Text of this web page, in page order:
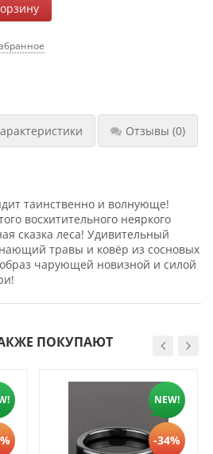
Отзывы (0)
таинственно и волнующе!
восхитительного неяркого
сказка леса! Удивительный
травы и ковёр из сосновых
чарующей новизной и силой
ПОКУПАЮТ
NEW!
-34%